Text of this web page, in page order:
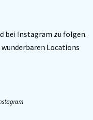
bei Instagram zu folgen.
wunderbaren Locations